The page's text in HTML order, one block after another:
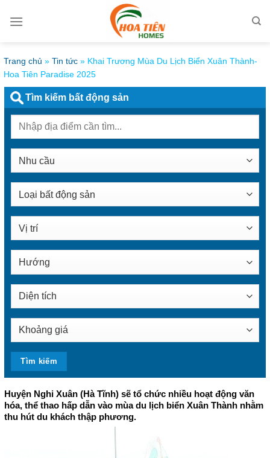
qua
Trang chủ » Tin tức » Khai Trương Mùa Du Lịch Biển Xuân Thành-
Hoa Tiên Paradise 2025
Huyện Nghi Xuân (Hà Tĩnh) sẽ tổ chức nhiều hoạt động văn
hóa, thể thao hấp dẫn vào mùa du lịch biển Xuân Thành nhằm
thu hút du khách thập phương.
Tìm kiếm bất động sản